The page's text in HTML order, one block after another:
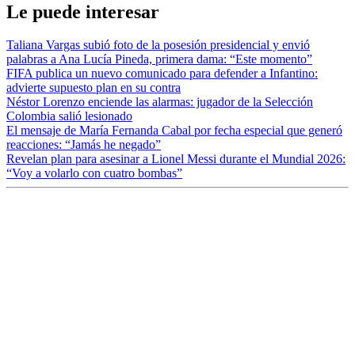
Le puede interesar
Taliana Vargas subió foto de la posesión presidencial y envió
palabras a Ana Lucía Pineda, primera dama: “Este momento”
FIFA publica un nuevo comunicado para defender a Infantino:
advierte supuesto plan en su contra
Néstor Lorenzo enciende las alarmas: jugador de la Selección
Colombia salió lesionado
El mensaje de María Fernanda Cabal por fecha especial que generó
reacciones: “Jamás he negado”
Revelan plan para asesinar a Lionel Messi durante el Mundial 2026:
“Voy a volarlo con cuatro bombas”